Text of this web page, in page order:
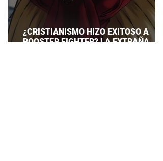
¿CRISTIANISMO HIZO EXITOSO A
ROOSTER FIGHTER? LA EXTRAÑA